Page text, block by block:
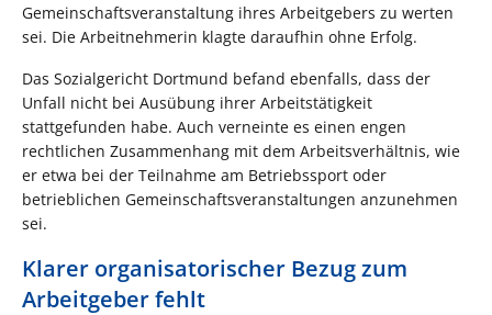
Gemeinschaftsveranstaltung ihres Arbeitgebers zu werten
sei. Die Arbeitnehmerin klagte daraufhin ohne Erfolg.
Das Sozialgericht Dortmund befand ebenfalls, dass der
Unfall nicht bei Ausübung ihrer Arbeitstätigkeit
stattgefunden habe. Auch verneinte es einen engen
rechtlichen Zusammenhang mit dem Arbeitsverhältnis, wie
er etwa bei der Teilnahme am Betriebssport oder
betrieblichen Gemeinschaftsveranstaltungen anzunehmen
sei.
Klarer organisatorischer Bezug zum
Arbeitgeber fehlt